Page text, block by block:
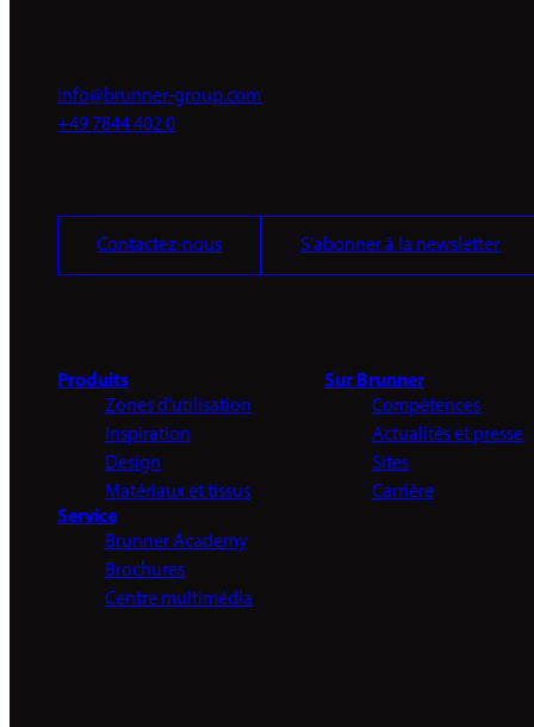
info@brunner-group.com
+49 7844 402 0
Contactez-nous S’abonner à la newsletter
Produits
Zones d'utilisation
Inspiration
Design
Matériaux et tissus
Sur Brunner
Compétences
Actualités et presse
Sites
Carrière
Service
Brunner Academy
Brochures
Centre multimédia